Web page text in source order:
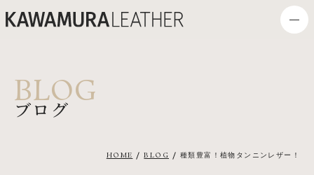
BLOG
ブログ
HOME BLOG 種類豊富！植物タンニンレザー！